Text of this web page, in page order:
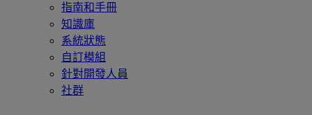
指南和手冊
知識庫
系統狀態
自訂模組
針對開發人員
社群